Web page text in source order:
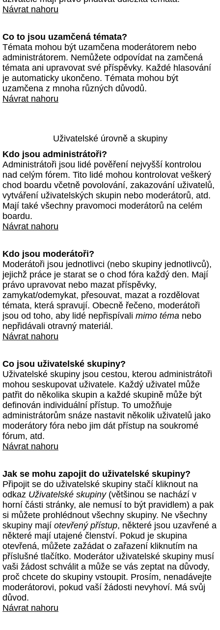
Návrat nahoru
Co to jsou uzamčená témata?
Témata mohou být uzamčena moderátorem nebo
administrátorem. Nemůžete odpovídat na zamčená
témata ani upravovat své příspěvky. Každé hlasování
je automaticky ukončeno. Témata mohou být
uzamčena z mnoha různých důvodů.
Návrat nahoru
Uživatelské úrovně a skupiny
Kdo jsou administrátoři?
Administrátoři jsou lidé pověření nejvyšší kontrolou
nad celým fórem. Tito lidé mohou kontrolovat veškerý
chod boardu včetně povolování, zakazování uživatelů,
vytváření uživatelských skupin nebo moderátorů, atd.
Mají také všechny pravomoci moderátorů na celém
boardu.
Návrat nahoru
Kdo jsou moderátoři?
Moderátoři jsou jednotlivci (nebo skupiny jednotlivců),
jejichž práce je starat se o chod fóra každý den. Mají
právo upravovat nebo mazat příspěvky,
zamykat/odemykat, přesouvat, mazat a rozdělovat
témata, která spravují. Obecně řečeno, moderátoři
jsou od toho, aby lidé nepřispívali mimo téma nebo
nepřidávali otravný materiál.
Návrat nahoru
Co jsou uživatelské skupiny?
Uživatelské skupiny jsou cestou, kterou administrátoři
mohou seskupovat uživatele. Každý uživatel může
patřit do několika skupin a každé skupině může být
definován individuální přístup. To umožňuje
administrátorům snáze nastavit několik uživatelů jako
moderátory fóra nebo jim dát přístup na soukromé
fórum, atd.
Návrat nahoru
Jak se mohu zapojit do uživatelské skupiny?
Připojit se do uživatelské skupiny stačí kliknout na
odkaz Uživatelské skupiny(většinou se nachází v
horní části stránky, ale nemusí to být pravidlem) a pak
si můžete prohlédnout všechny skupiny. Ne všechny
skupiny mají otevřený přístup, některé jsou uzavřené a
některé mají utajené členství. Pokud je skupina
otevřená, můžete zažádat o zařazení kliknutím na
příslušné tlačítko. Moderátor uživatelské skupiny musí
vaši žádost schválit a může se vás zeptat na důvody,
proč chcete do skupiny vstoupit. Prosím, nenadávejte
moderátorovi, pokud vaší žádosti nevyhoví. Má svůj
důvod.
Návrat nahoru